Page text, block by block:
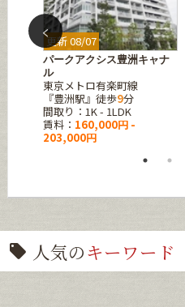
更新 08/07
パークアクシス豊洲キャナ
ル
東京メトロ有楽町線
『豊洲駅』徒歩9分
間取り：1K - 1LDK
賃料： 160,000円 -
203,000円
人気のキーワード